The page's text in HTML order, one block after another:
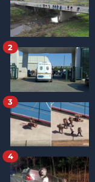
2
3
4